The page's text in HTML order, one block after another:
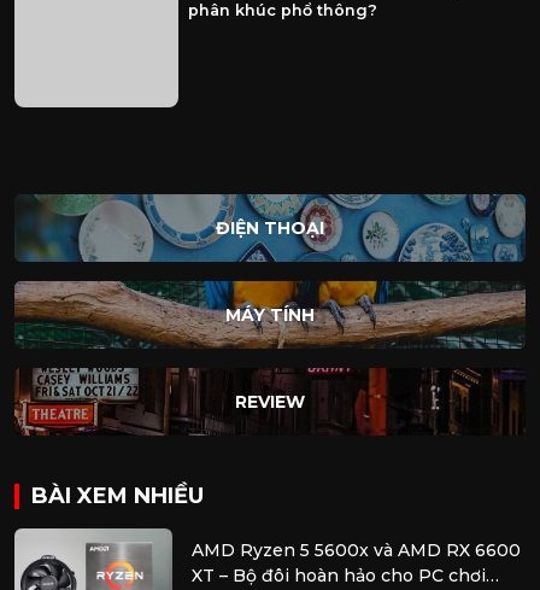
phân khúc phổ thông?
ĐIỆN THOẠI
MÁY TÍNH
REVIEW
BÀI XEM NHIỀU
AMD Ryzen 5 5600x và AMD RX 6600
XT – Bộ đôi hoàn hảo cho PC chơi